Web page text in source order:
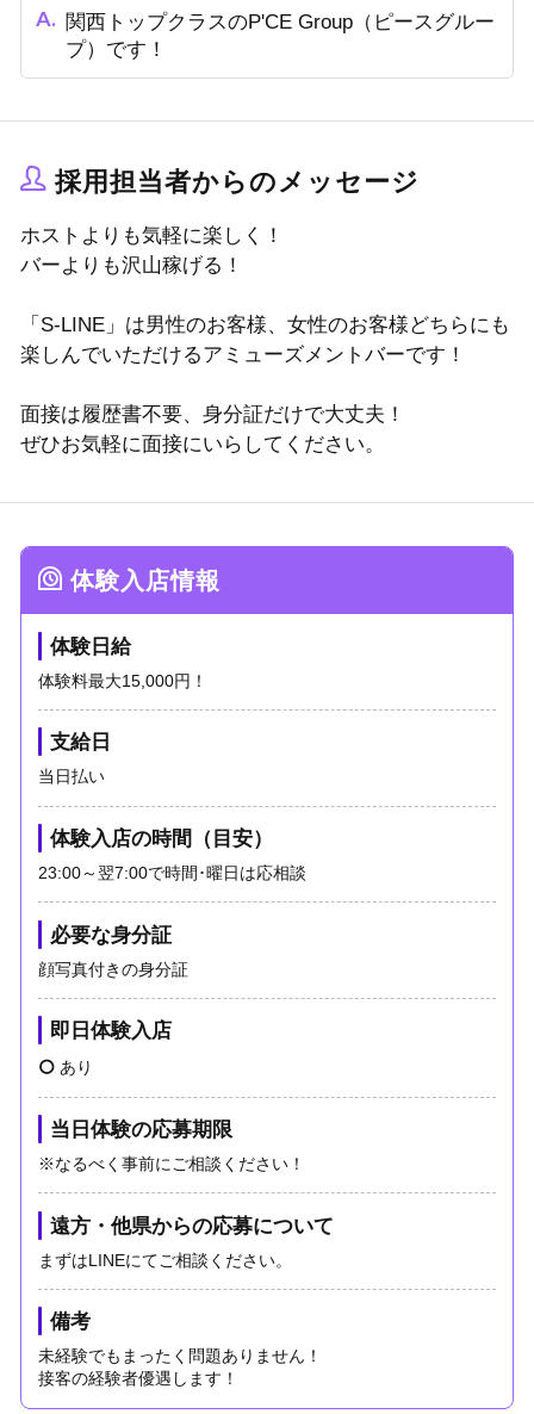
関西トップクラスのP'CE Group（ピースグルー
プ）です！
採用担当者からのメッセージ
ホストよりも気軽に楽しく！
バーよりも沢山稼げる！
「S-LINE」は男性のお客様、女性のお客様どちらにも
楽しんでいただけるアミューズメントバーです！
面接は履歴書不要、身分証だけで大丈夫！
ぜひお気軽に面接にいらしてください。
体験入店情報
体験日給
体験料最大15,000円！
支給日
当日払い
体験入店の時間（目安）
23:00～翌7:00で時間･曜日は応相談
必要な身分証
顔写真付きの身分証
即日体験入店
あり
当日体験の応募期限
※なるべく事前にご相談ください！
遠方・他県からの応募について
まずはLINEにてご相談ください。
備考
未経験でもまったく問題ありません！
接客の経験者優遇します！